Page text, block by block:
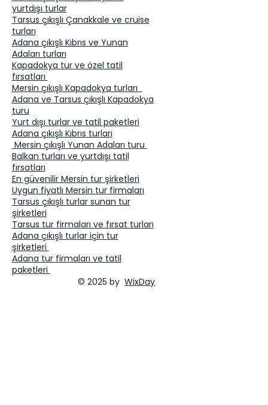
yurtdışı turlar
Tarsus çıkışlı Çanakkale ve cruise
turları
Adana çıkışlı Kıbrıs ve Yunan
Adaları turları
Kapadokya tur ve özel tatil
fırsatları
Mersin çıkışlı Kapadokya turları
Adana ve Tarsus çıkışlı Kapadokya
turu
Yurt dışı turlar ve tatil paketleri
Adana çıkışlı Kıbrıs turları
Mersin çıkışlı Yunan Adaları turu
Balkan turları ve yurtdışı tatil
fırsatları
En güvenilir Mersin tur şirketleri
Uygun fiyatlı Mersin tur firmaları
Tarsus çıkışlı turlar sunan tur
şirketleri
Tarsus tur firmaları ve fırsat turları
Adana çıkışlı turlar için tur
şirketleri
Adana tur firmaları ve tatil
paketleri
© 2025 byWixDay